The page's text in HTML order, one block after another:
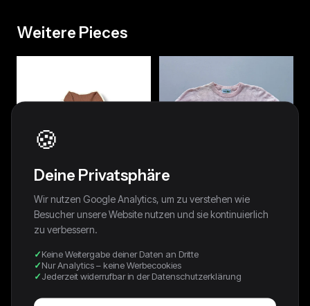
Weitere Pieces
Strickpullover (S)
39,99 €
58,00 €
🍪
Deine Privatsphäre
Wir nutzen Google Analytics, um zu verstehen wie
Besucher unsere Website nutzen und sie kontinuierlich
zu verbessern.
Keine Weitergabe deiner Daten an Dritte
Nur Analytics – keine Werbecookies
Jederzeit widerrufbar in der Datenschutzerklärung